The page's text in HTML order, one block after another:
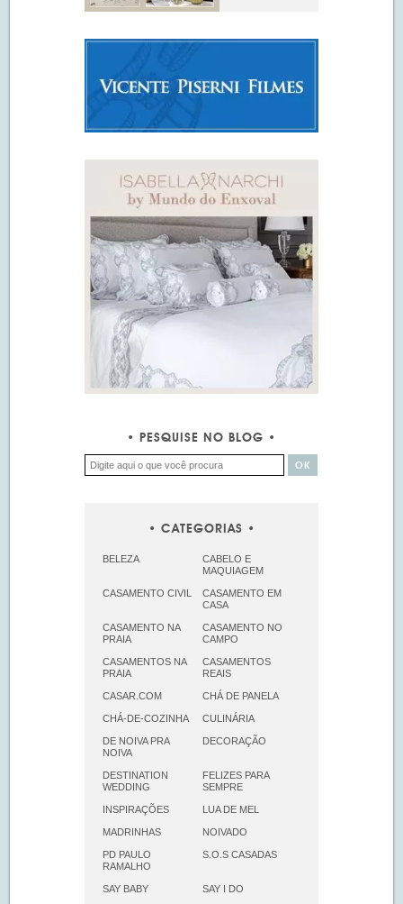
PESQUISE NO BLOG
CATEGORIAS
BELEZA
CABELO E
MAQUIAGEM
CASAMENTO CIVIL
CASAMENTO EM
CASA
CASAMENTO NA
PRAIA
CASAMENTO NO
CAMPO
CASAMENTOS NA
PRAIA
CASAMENTOS
REAIS
CASAR.COM CHÁ DE PANELA
CHÁ-DE-COZINHA CULINÁRIA
DE NOIVA PRA
NOIVA
DECORAÇÃO
DESTINATION
WEDDING
FELIZES PARA
SEMPRE
INSPIRAÇÕES LUA DE MEL
MADRINHAS NOIVADO
PD PAULO
RAMALHO
S.O.S CASADAS
SAY BABY SAY I DO